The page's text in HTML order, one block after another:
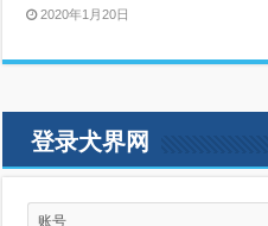
2020年1月20日
登录犬界网